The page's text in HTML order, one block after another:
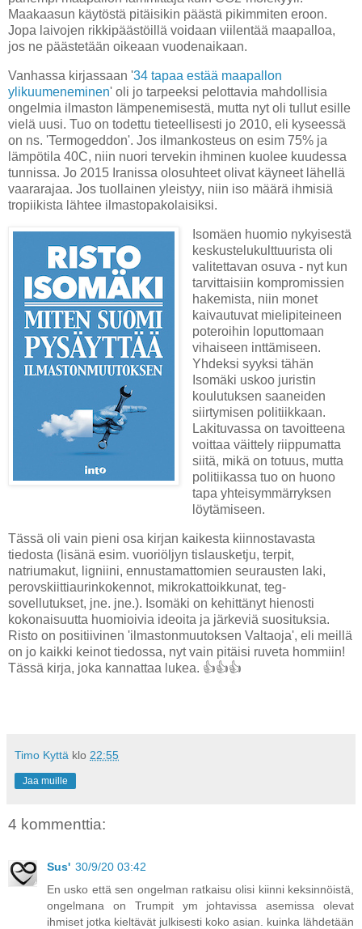
Maakaasun käytöstä pitäisikin päästä pikimmiten eroon.
Jopa laivojen rikkipäästöillä voidaan viilentää maapalloa,
jos ne päästetään oikeaan vuodenaikaan.
Vanhassa kirjassaan '34 tapaa estää maapallon
ylikuumeneminen' oli jo tarpeeksi pelottavia mahdollisia
ongelmia ilmaston lämpenemisestä, mutta nyt oli tullut esille
vielä uusi. Tuo on todettu tieteellisesti jo 2010, eli kyseessä
on ns. 'Termogeddon'. Jos ilmankosteus on esim 75% ja
lämpötila 40C, niin nuori tervekin ihminen kuolee kuudessa
tunnissa. Jo 2015 Iranissa olosuhteet olivat käyneet lähellä
vaararajaa. Jos tuollainen yleistyy, niin iso määrä ihmisiä
tropiikista lähtee ilmastopakolaisiksi.
Isomäen huomio nykyisestä
keskustelukulttuurista oli
valitettavan osuva - nyt kun
tarvittaisiin kompromissien
hakemista, niin monet
kaivautuvat mielipiteineen
poteroihin loputtomaan
vihaiseen inttämiseen.
Yhdeksi syyksi tähän
Isomäki uskoo juristin
koulutuksen saaneiden
siirtymisen politiikkaan.
Lakituvassa on tavoitteena
voittaa väittely riippumatta
siitä, mikä on totuus, mutta
politiikassa tuo on huono
tapa yhteisymmärryksen
löytämiseen.
Tässä oli vain pieni osa kirjan kaikesta kiinnostavasta
tiedosta (lisänä esim. vuoriöljyn tislausketju, terpit,
natriumakut, ligniini, ennustamattomien seurausten laki,
perovskiittiaurinkokennot, mikrokattoikkunat, teg-
sovellutukset, jne. jne.). Isomäki on kehittänyt hienosti
kokonaisuutta huomioivia ideoita ja järkeviä suosituksia.
Risto on positiivinen 'ilmastonmuutoksen Valtaoja', eli meillä
on jo kaikki keinot tiedossa, nyt vain pitäisi ruveta hommiin!
Tässä kirja, joka kannattaa lukea. 👍👍👍
Timo Kyttä klo 22:55
Jaa muille
4 kommenttia:
Sus' 30/9/20 03:42
En usko että sen ongelman ratkaisu olisi kiinni keksinnöistä,
ongelmana on Trumpit ym johtavissa asemissa olevat
ihmiset jotka kieltävät julkisesti koko asian. kuinka lähdetään